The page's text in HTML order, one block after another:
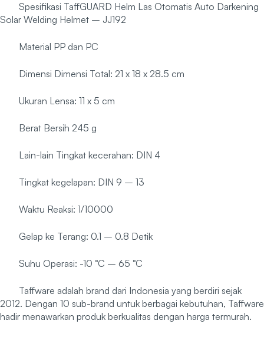
Spesifikasi TaffGUARD Helm Las Otomatis Auto Darkening
Solar Welding Helmet – JJ192
Material PP dan PC
Dimensi Dimensi Total: 21 x 18 x 28.5 cm
Ukuran Lensa: 11 x 5 cm
Berat Bersih 245 g
Lain-lain Tingkat kecerahan: DIN 4
Tingkat kegelapan: DIN 9 – 13
Waktu Reaksi: 1/10000
Gelap ke Terang: 0.1 – 0.8 Detik
Suhu Operasi: -10 °C – 65 °C
Taffware adalah brand dari Indonesia yang berdiri sejak
2012. Dengan 10 sub-brand untuk berbagai kebutuhan, Taffware
hadir menawarkan produk berkualitas dengan harga termurah.